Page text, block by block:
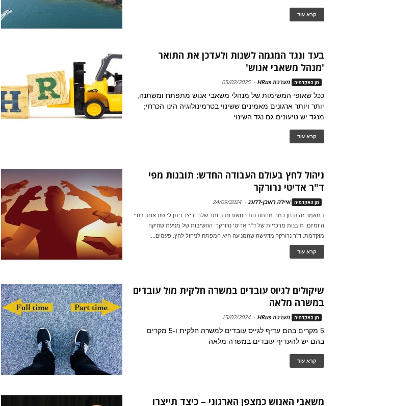
קרא עוד
בעד ונגד המגמה לשנות ולעדכן את התואר
'מנהל משאבי אנוש'
מן האקדמיה מערכת HRus -
05/02/2025
ככל שאופי המשימות של מנהלי משאבי אנוש מתפתח ומשתנה,
יותר ויותר ארגונים מאמינים ששינוי בטרמינולוגיה הינו הכרחי;
מנגד יש טיעונים גם נגד השינוי
קרא עוד
ניהול לחץ בעולם העבודה החדש: תובנות מפי
ד"ר אדיטי נרורקר
מן האקדמיה איילה ראובן-ללונג -
24/09/2024
במאמר זה נבחן כמה מהתובנות החשובות ביותר שלה וכיצד ניתן ליישם אותן בחיי
היומיום. תובנות מרכזיות של ד"ר אדיטי נרורקר: החשיבות של מניעת שחיקה
מוקדמת: ד"ר נרורקר מדגישה שהמניעה היא המפתח לניהול לחץ. פעמים...
קרא עוד
שיקולים לגיוס עובדים במשרה חלקית מול עובדים
במשרה מלאה
מן האקדמיה מערכת HRus -
15/02/2024
5 מקרים בהם עדיף לגייס עובדים למשרה חלקית ו-5 מקרים
בהם יש להעדיף עובדים במשרה מלאה
קרא עוד
משאבי האנוש כמצפן הארגוני – כיצד תייצרו